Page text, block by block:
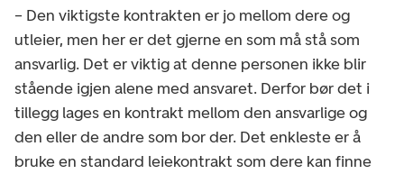
– Den viktigste kontrakten er jo mellom dere og
utleier, men her er det gjerne en som må stå som
ansvarlig. Det er viktig at denne personen ikke blir
stående igjen alene med ansvaret. Derfor bør det i
tillegg lages en kontrakt mellom den ansvarlige og
den eller de andre som bor der. Det enkleste er å
bruke en standard leiekontrakt som dere kan finne